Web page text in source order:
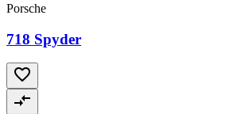
Porsche
718 Spyder